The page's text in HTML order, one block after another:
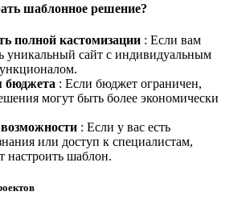
шаблонное решение?
полной кастомизации : Если вам
уникальный сайт с индивидуальным
бюджета : Если бюджет ограничен,
могут быть более экономически
: Если у вас есть
или доступ к специалистам,
настроить шаблон.